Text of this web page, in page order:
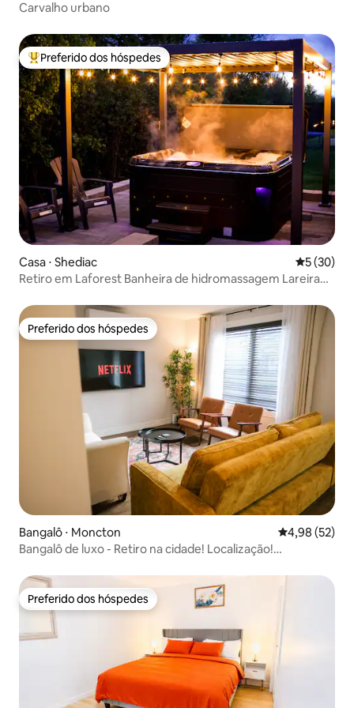
Carvalho urbano
Entre os melhores preferidos dos hóspedes
Preferido dos hóspedes
Casa ⋅ Shediac 5 de uma
5 (30)
Retiro em Laforest Banheira de hidromassagem Lareira
Preferido dos hóspedes
Preferido dos hóspedes
Bangalô ⋅ Moncton 4,98 de uma
4,98 (52)
Bangalô de luxo - Retiro na cidade! Localização!
Preferido dos hóspedes
Preferido dos hóspedes